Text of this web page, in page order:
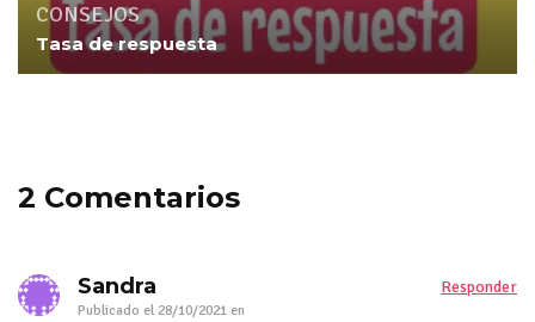
CONSEJOS
Tasa de respuesta
2 Comentarios
Sandra
Publicado el 28/10/2021 en
Responder